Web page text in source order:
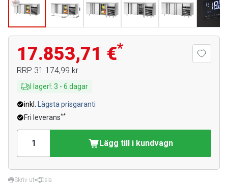
17.853,71 €*
RRP 31 174,99 kr
I lager!: 3 - 6 dagar
inkl.
Lägsta prisgaranti
Fri leverans**
Lägg till i kundvagn
Skriv ut
Dela